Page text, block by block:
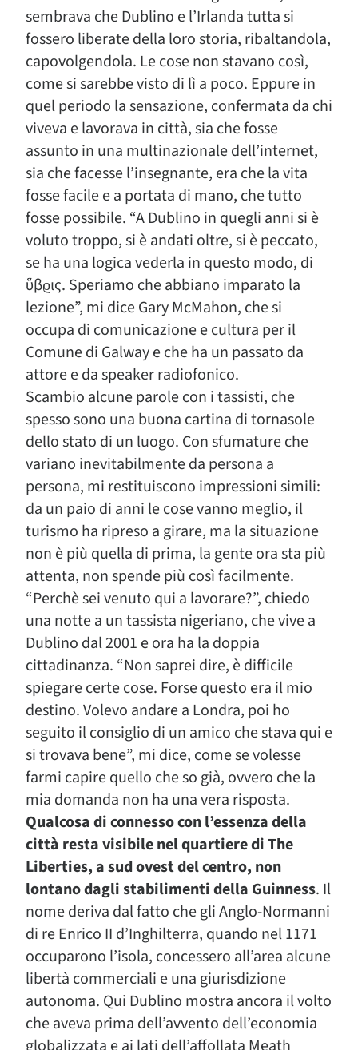
sembrava che Dublino e l’Irlanda tutta si
fossero liberate della loro storia, ribaltandola,
capovolgendola. Le cose non stavano così,
come si sarebbe visto di lì a poco. Eppure in
quel periodo la sensazione, confermata da chi
viveva e lavorava in città, sia che fosse
assunto in una multinazionale dell’internet,
sia che facesse l’insegnante, era che la vita
fosse facile e a portata di mano, che tutto
fosse possibile. “A Dublino in quegli anni si è
voluto troppo, si è andati oltre, si è peccato,
se ha una logica vederla in questo modo, di
ὕβϱις. Speriamo che abbiano imparato la
lezione”, mi dice Gary McMahon, che si
occupa di comunicazione e cultura per il
Comune di Galway e che ha un passato da
attore e da speaker radiofonico.
Scambio alcune parole con i tassisti, che
spesso sono una buona cartina di tornasole
dello stato di un luogo. Con sfumature che
variano inevitabilmente da persona a
persona, mi restituiscono impressioni simili:
da un paio di anni le cose vanno meglio, il
turismo ha ripreso a girare, ma la situazione
non è più quella di prima, la gente ora sta più
attenta, non spende più così facilmente.
“Perchè sei venuto qui a lavorare?”, chiedo
una notte a un tassista nigeriano, che vive a
Dublino dal 2001 e ora ha la doppia
cittadinanza. “Non saprei dire, è difficile
spiegare certe cose. Forse questo era il mio
destino. Volevo andare a Londra, poi ho
seguito il consiglio di un amico che stava qui e
si trovava bene”, mi dice, come se volesse
farmi capire quello che so già, ovvero che la
mia domanda non ha una vera risposta.
Qualcosa di connesso con l’essenza della
città resta visibile nel quartiere di The
Liberties, a sud ovest del centro, non
lontano dagli stabilimenti della Guinness. Il
nome deriva dal fatto che gli Anglo-Normanni
di re Enrico II d’Inghilterra, quando nel 1171
occuparono l’isola, concessero all’area alcune
libertà commerciali e una giurisdizione
autonoma. Qui Dublino mostra ancora il volto
che aveva prima dell’avvento dell’economia